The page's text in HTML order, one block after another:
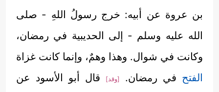
بن عروة عن أبيه: خرج رسولُ اللهِ - صلى
الله عليه وسلم - إلى الحديبية في رمضان،
وكانت في شوال. وهذا وهمٌ، وإنما كانت غزاة
الفتح في رمضان. [وقد]
قال أبو الأسود عن